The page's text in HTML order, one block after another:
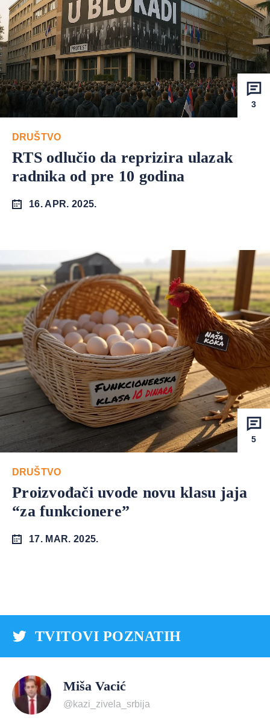
3
DRUŠTVO
RTS odlučio da reprizira ulazak
radnika od pre 10 godina
16. APR. 2025.
5
DRUŠTVO
Proizvođači uvode novu klasu jaja
“za funkcionere”
17. MAR. 2025.
TVITOVI POZNATIH
Miša Vacić
@kazi_zivela_srbija